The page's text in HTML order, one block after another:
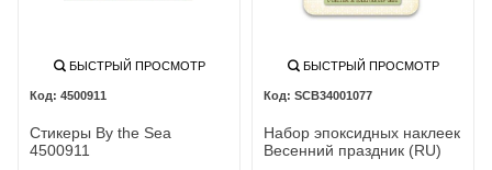
БЫСТРЫЙ ПРОСМОТР
4500911
Стикеры By the Sea
4500911
БЫСТРЫЙ ПРОСМОТР
SCB34001077
Набор эпоксидных наклеек
Весенний праздник (RU)